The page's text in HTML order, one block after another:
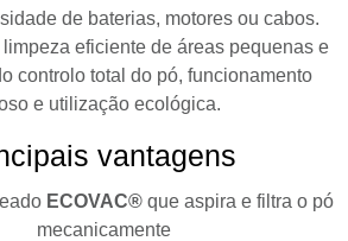
de baterias, motores ou cabos.
eficiente de áreas pequenas e
controlo total do pó, funcionamento
e utilização ecológica.
vantagens
ECOVAC® que aspira e filtra o pó
mecanicamente